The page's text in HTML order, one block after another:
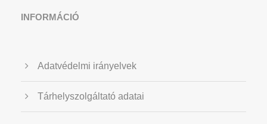
INFORMÁCIÓ
Adatvédelmi irányelvek
Tárhelyszolgáltató adatai